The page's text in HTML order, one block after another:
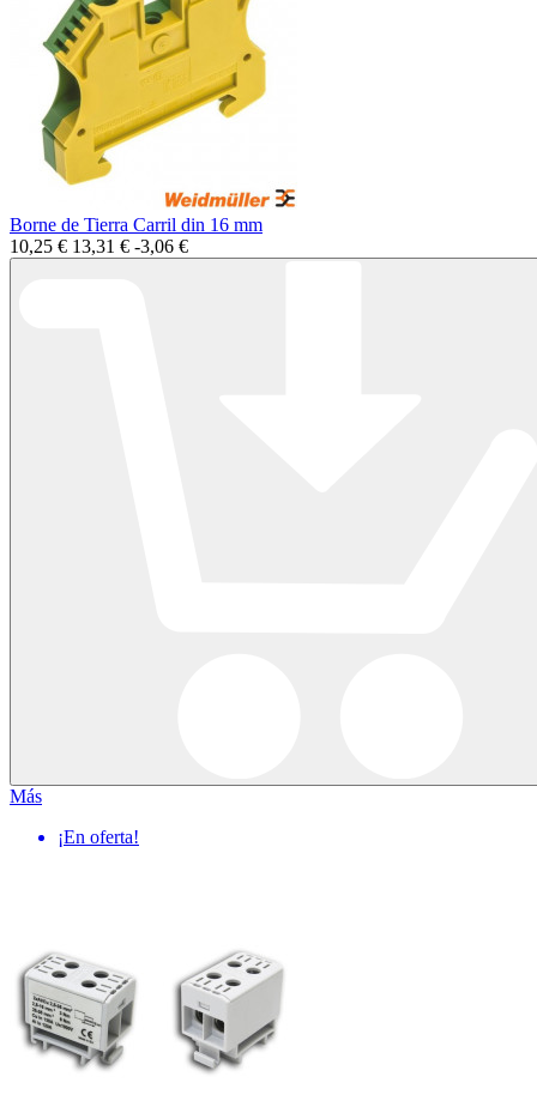
Borne de Tierra Carril din 16 mm
10,25 € 13,31 € -3,06 €
Más
¡En oferta!